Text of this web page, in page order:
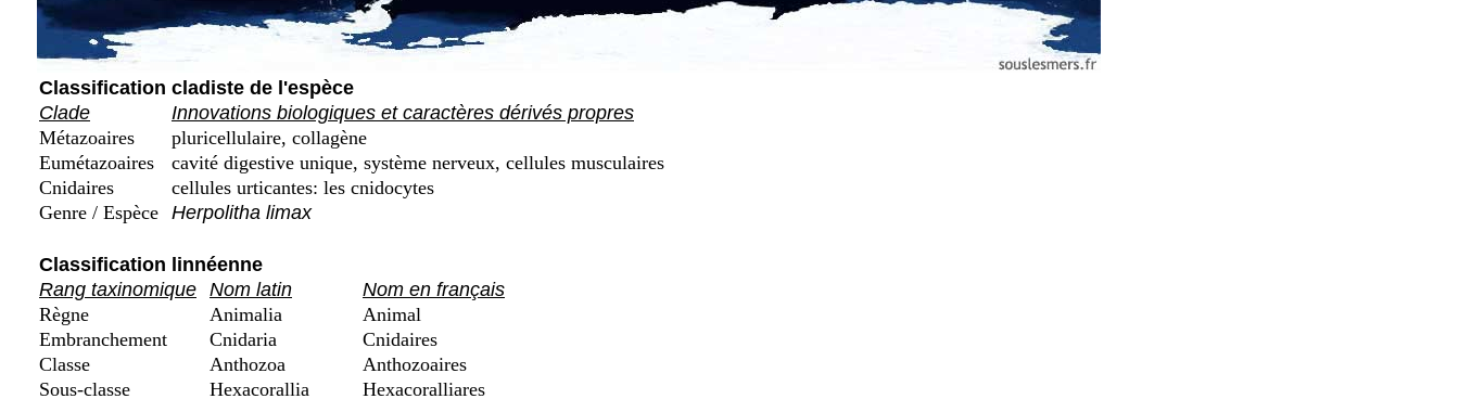
Classification cladiste de l'espèce
Clade
Innovations biologiques et caractères dérivés propres
Métazoaires
pluricellulaire, collagène
Eumétazoaires
cavité digestive unique, système nerveux, cellules musculaires
Cnidaires
cellules urticantes: les cnidocytes
Genre / Espèce Herpolitha limax
Classification linnéenne
Rang taxinomique Nom latin
Nom en français
Règne
Animalia
Animal
Embranchement
Cnidaria
Cnidaires
Classe
Anthozoa
Anthozoaires
Sous-classe
Hexacorallia Hexacoralliares